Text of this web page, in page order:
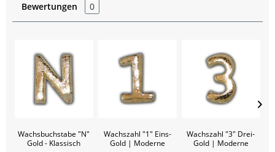
Bewertungen 0
Wachsbuchstabe "N"
Gold - Klassisch
Wachszahl "1" Eins-
Gold | Moderne
Wachszahl "3" Drei-
Gold | Moderne